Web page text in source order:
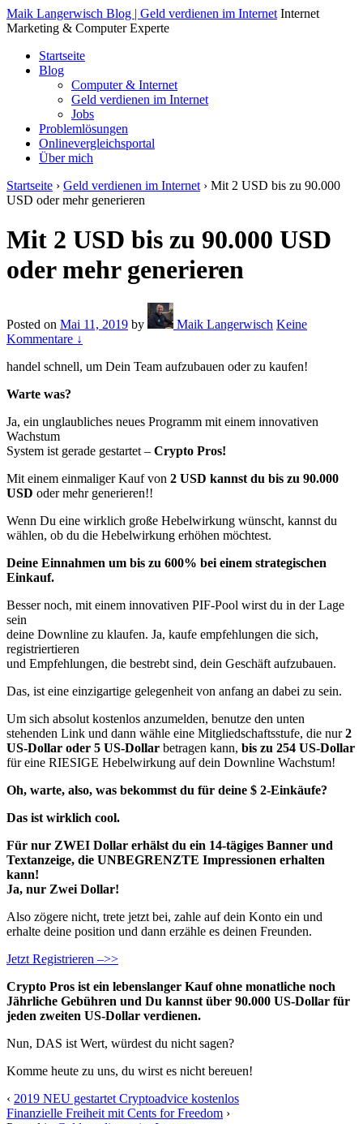
↓
Skip
Main
Content
Maik Langerwisch Blog | Geld verdienen im Internet Internet
Marketing & Computer Experte
Startseite
Blog
Computer & Internet
Geld verdienen im Internet
Jobs
Problemlösungen
Onlinevergleichsportal
Über mich
Startseite › Geld verdienen im Internet › Mit 2 USD bis zu 90.000
USD oder mehr generieren
Mit 2 USD bis zu 90.000 USD
oder mehr generieren
Posted on Mai 11, 2019 by Maik Langerwisch Keine
Kommentare ↓
handel schnell, um Dein Team aufzubauen oder zu kaufen!
Warte was?
Ja, ein unglaubliches neues Programm mit einem innovativen
Wachstum
System ist gerade gestartet – Crypto Pros!
Mit einem einmaliger Kauf von 2 USD kannst du bis zu 90.000
USD oder mehr generieren!!
Wenn Du eine wirklich große Hebelwirkung wünscht, kannst du
wählen, ob du die Hebelwirkung erhöhen möchtest.
Deine Einnahmen um bis zu 600% bei einem strategischen
Einkauf.
Besser noch, mit einem innovativen PIF-Pool wirst du in der Lage
sein
deine Downline zu klaufen. Ja, kaufe empfehlungen die sich,
registriertieren
und Empfehlungen, die bestrebt sind, dein Geschäft aufzubauen.
Das, ist eine einzigartige gelegenheit von anfang an dabei zu sein.
Um sich absolut kostenlos anzumelden, benutze den unten
stehenden Link und dann wähle eine Mitgliedschaftsstufe, die nur2
US-Dollar oder 5 US-Dollar betragen kann, bis zu 254 US-Dollar
für eine RIESIGE Hebelwirkung auf dein Downline Wachstum!
Oh, warte, also, was bekommst du für deine $ 2-Einkäufe?
Das ist wirklich cool.
Für nur ZWEI Dollar erhälst du ein 14-tägiges Banner und
Textanzeige, die UNBEGRENZTE Impressionen erhalten
kann!
Ja, nur Zwei Dollar!
Also zögere nicht, trete jetzt bei, zahle auf dein Konto ein und
erhalte deine position und dann erzähle es deinen Freunden.
Jetzt Registrieren –>>
Crypto Pros ist ein lebenslanger Kauf ohne monatliche noch
Jährliche Gebühren und Du kannst über 90.000 US-Dollar für
jeden zweiten US-Dollar verdienen.
Nun, DAS ist Wert, würdest du nicht sagen?
Komme heute zu uns, du wirst es nicht bereuen!
‹ 2019 NEU gestartet Cryptoadvice kostenlos
Finanzielle Freiheit mit Cents for Freedom ›